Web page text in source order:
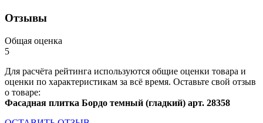
Отзывы
Общая оценка
5
Для расчёта рейтинга используются общие оценки товара и
оценки по характеристикам за всё время. Оставьте свой отзыв
о товаре:
Фасадная плитка Бордо темный (гладкий) арт. 28358